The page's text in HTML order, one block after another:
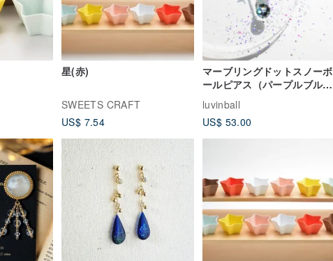
星(赤)
SWEETS CRAFT
US$ 7.54
マーブリングドットスノーボ
ールピアス（パープルブル
luvinball
US$ 53.00